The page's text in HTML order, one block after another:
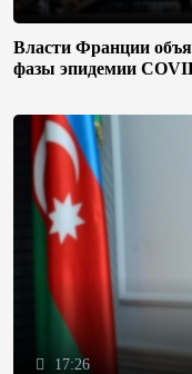
Власти Франции
фазы эпидемии
17:26